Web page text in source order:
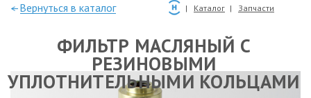
—Вернуться в каталог Каталог Запчасти
ФИЛЬТР МАСЛЯНЫЙ С
РЕЗИНОВЫМИ
УПЛОТНИТЕЛЬНЫМИ КОЛЬЦАМИ